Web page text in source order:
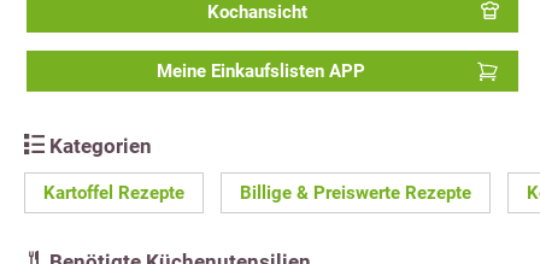
Kochansicht
Meine Einkaufslisten APP
Kategorien
Kartoffel Rezepte Billige & Preiswerte Rezepte